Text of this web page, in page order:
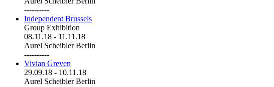
----------
Independent Brussels
Group Exhibition
08.11.18 - 11.11.18
Aurel Scheibler Berlin
----------
Vivian Greven
29.09.18 - 10.11.18
Aurel Scheibler Berlin